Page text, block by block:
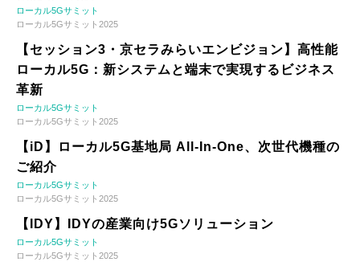
ローカル5Gサミット
ローカル5Gサミット2025
【セッション3・京セラみらいエンビジョン】高性能
ローカル5G：新システムと端末で実現するビジネス
革新
ローカル5Gサミット
ローカル5Gサミット2025
【iD】ローカル5G基地局 All-In-One、次世代機種の
ご紹介
ローカル5Gサミット
ローカル5Gサミット2025
【IDY】IDYの産業向け5Gソリューション
ローカル5Gサミット
ローカル5Gサミット2025